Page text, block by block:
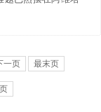
一页 最末页